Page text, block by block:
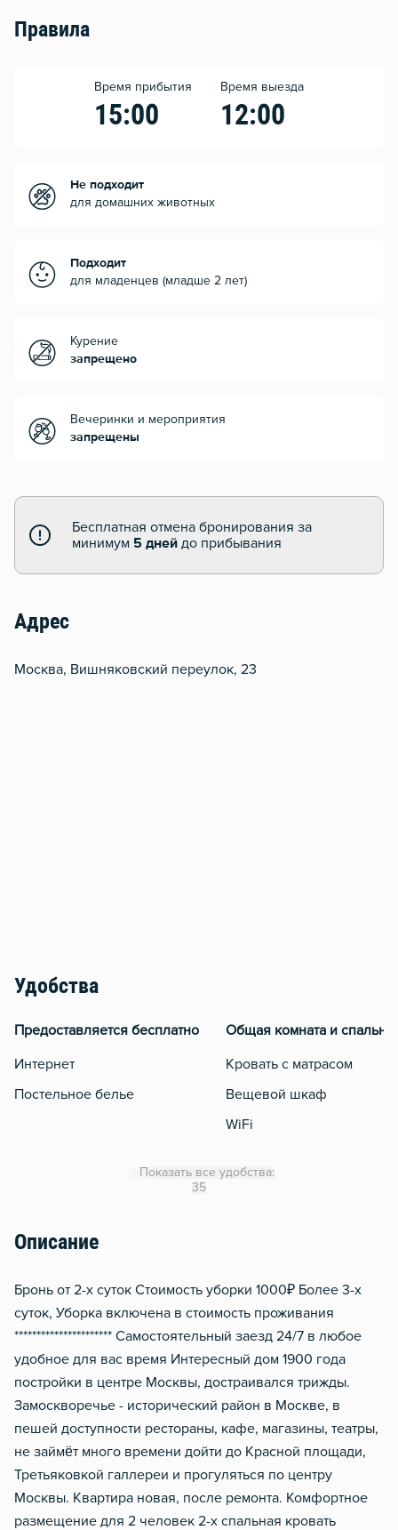
Правила
Время прибытия
15:00
Время выезда
12:00
Не подходит
для домашних животных
Подходит
для младенцев (младше 2 лет)
Курение
запрещено
Вечеринки и мероприятия
запрещены
Бесплатная отмена бронирования за
минимум 5 дней до прибывания
Адрес
Москва, Вишняковский переулок, 23
Удобства
Предоставляется бесплатно
Интернет
Постельное белье
Общая комната и спальня
Кровать с матрасом
Вещевой шкаф
WiFi
Водонагреватель
Домофон
Чистящие средства
Металлическая дверь
Показать все удобства:
35
Описание
Бронь от 2-х суток Стоимость уборки 1000₽ Более 3-х
суток, Уборка включена в стоимость проживания
********************** Самостоятельный заезд 24/7 в любое
удобное для вас время Интересный дом 1900 года
постройки в центре Москвы, достраивался трижды.
Замоскворечье - исторический район в Москве, в
пешей доступности рестораны, кафе, магазины, театры,
не займёт много времени дойти до Красной площади,
Третьяковкой галлереи и прогуляться по центру
Москвы. Квартира новая, после ремонта. Комфортное
размещение для 2 человек 2-х спальная кровать